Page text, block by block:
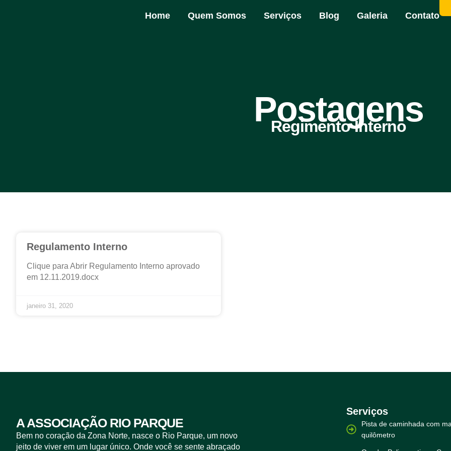
Home Quem Somos Serviços Blog Galeria Contato
Postagens
Regimento Interno
Regulamento Interno
Clique para Abrir Regulamento Interno aprovado
em 12.11.2019.docx
janeiro 31, 2020
A ASSOCIAÇÃO RIO PARQUE
Bem no coração da Zona Norte, nasce o Rio Parque, um novo
jeito de viver em um lugar único. Onde você se sente abraçado
Serviços
Pista de caminhada com
quilômetro